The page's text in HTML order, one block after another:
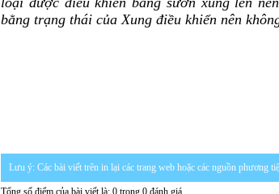
bằng trạng thái của Xung điều khiển nên
Lưu ý: Các bài viết trên in lại các trang web hoặc các nguồn phương